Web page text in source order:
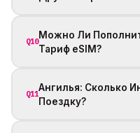
Q10
Можно Ли
Тариф eSIM?
Q11
Ангилья: Сколько
Поездку?